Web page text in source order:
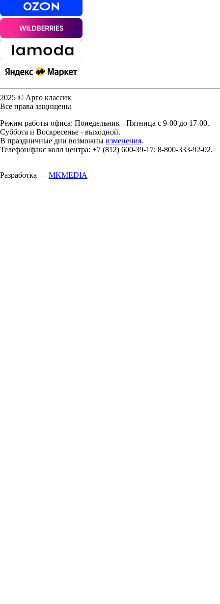
2025 © Арго классик
Все права защищены
Режим работы офиса: Понедельник - Пятница с 9-00 до 17-00.
Суббота и Воскресенье - выходной.
В праздничные дни возможны изменения.
Телефон/факс колл центра: +7 (812) 600-39-17; 8-800-333-92-02.
Разработка — MKMEDIA